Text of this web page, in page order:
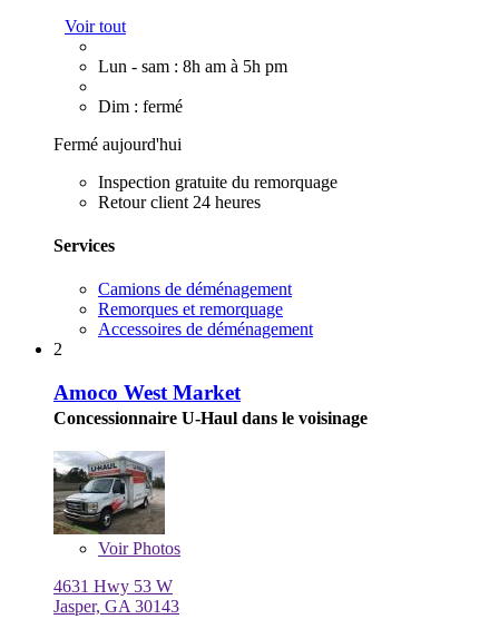
Voir tout
Lun - sam : 8h am à 5h pm
Dim : fermé
Fermé aujourd'hui
Inspection gratuite du remorquage
Retour client 24 heures
Services
Camions de déménagement
Remorques et remorquage
Accessoires de déménagement
2
Amoco West Market
Concessionnaire U-Haul dans le voisinage
VoirPhotos
4631 Hwy 53 W
Jasper, GA 30143